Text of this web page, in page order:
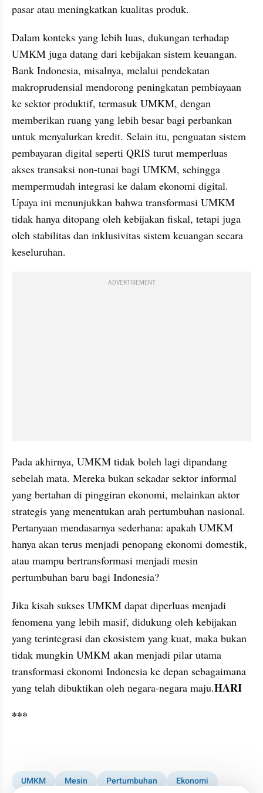
pasar atau meningkatkan kualitas produk.
Dalam konteks yang lebih luas, dukungan terhadap
UMKM juga datang dari kebijakan sistem keuangan.
Bank Indonesia, misalnya, melalui pendekatan
makroprudensial mendorong peningkatan pembiayaan
ke sektor produktif, termasuk UMKM, dengan
memberikan ruang yang lebih besar bagi perbankan
untuk menyalurkan kredit. Selain itu, penguatan sistem
pembayaran digital seperti QRIS turut memperluas
akses transaksi non-tunai bagi UMKM, sehingga
mempermudah integrasi ke dalam ekonomi digital.
Upaya ini menunjukkan bahwa transformasi UMKM
tidak hanya ditopang oleh kebijakan fiskal, tetapi juga
oleh stabilitas dan inklusivitas sistem keuangan secara
keseluruhan.
ADVERTISEMENT
Pada akhirnya, UMKM tidak boleh lagi dipandang
sebelah mata. Mereka bukan sekadar sektor informal
yang bertahan di pinggiran ekonomi, melainkan aktor
strategis yang menentukan arah pertumbuhan nasional.
Pertanyaan mendasarnya sederhana: apakah UMKM
hanya akan terus menjadi penopang ekonomi domestik,
atau mampu bertransformasi menjadi mesin
pertumbuhan baru bagi Indonesia?
Jika kisah sukses UMKM dapat diperluas menjadi
fenomena yang lebih masif, didukung oleh kebijakan
yang terintegrasi dan ekosistem yang kuat, maka bukan
tidak mungkin UMKM akan menjadi pilar utama
transformasi ekonomi Indonesia ke depan sebagaimana
yang telah dibuktikan oleh negara-negara maju.HARI
***
UMKM Mesin Pertumbuhan Ekonomi